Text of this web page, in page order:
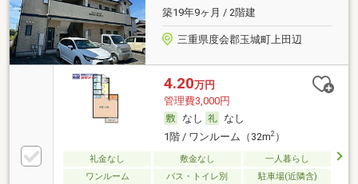
築19年9ヶ月 / 2階建
三重県度会郡玉城町上田辺
4.20万円
管理費3,000円
なし
なし
1階 / ワンルーム（32m2）
礼金なし 敷金なし
一人暮らし
ワンルーム
バス・トイレ別 駐車場(近隣含)